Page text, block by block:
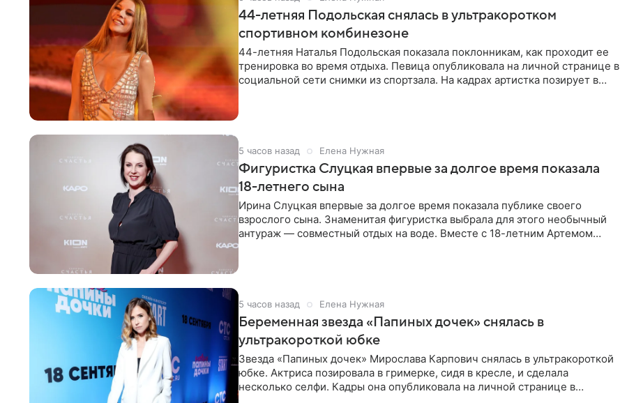
44-летняя Подольская снялась в ультракоротком
спортивном комбинезоне
44-летняя Наталья Подольская показала поклонникам, как проходит ее
тренировка во время отдыха. Певица опубликовала на личной странице в
социальной сети снимки из спортзала. На кадрах артистка позирует в
5 часов назад Елена Нужная
Фигуристка Слуцкая впервые за долгое время показала
18-летнего сына
Ирина Слуцкая впервые за долгое время показала публике своего
взрослого сына. Знаменитая фигуристка выбрала для этого необычный
антураж — совместный отдых на воде. Вместе с 18-летним Артемом
5 часов назад Елена Нужная
Беременная звезда «Папиных дочек» снялась в
ультракороткой юбке
Звезда «Папиных дочек» Мирослава Карпович снялась в ультракороткой
юбке. Актриса позировала в гримерке, сидя в кресле, и сделала
несколько селфи. Кадры она опубликовала на личной странице в